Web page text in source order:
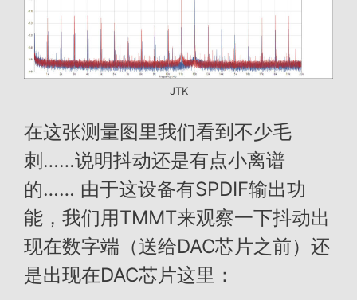
JTK
在这张测量图里我们看到不少毛
刺……说明抖动还是有点小离谱
的…… 由于这设备有SPDIF输出功
能，我们用TMMT来观察一下抖动出
现在数字端（送给DAC芯片之前）还
是出现在DAC芯片这里：